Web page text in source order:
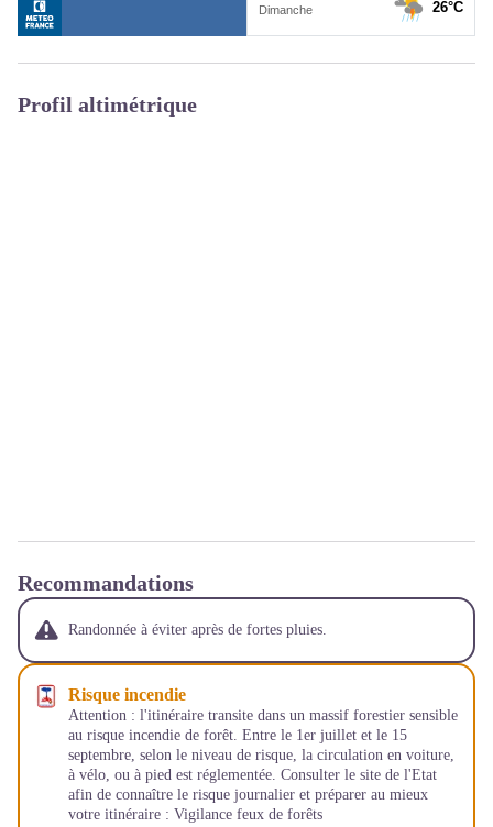
Profil altimétrique
Recommandations
Randonnée à éviter après de fortes pluies.
Risque incendie
Attention : l'itinéraire transite dans un massif forestier sensible
au risque incendie de forêt. Entre le 1er juillet et le 15
septembre, selon le niveau de risque, la circulation en voiture,
à vélo, ou à pied est réglementée. Consulter le site de l'Etat
afin de connaître le risque journalier et préparer au mieux
votre itinéraire : Vigilance feux de forêts